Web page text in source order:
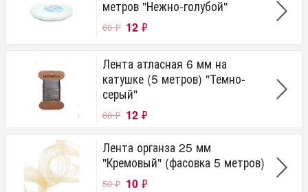
метров "Нежно-голубой"
60₽ 12 ₽
Лента атласная 6 мм на
катушке (5 метров) "Темно-
серый"
60₽ 12 ₽
Лента органза 25 мм
"Кремовый" (фасовка 5 метров)
50₽ 10 ₽